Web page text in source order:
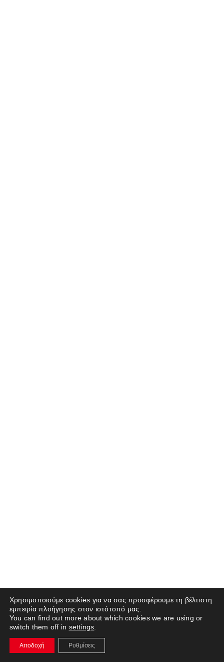
Χρησιμοποιούμε cookies για να σας προσφέρουμε τη βέλτιστη
εμπειρία πλοήγησης στον ιστότοπό μας.
You can find out more about which cookies we are using or
switch them off in settings
Αποδοχή Ρυθμίσεις